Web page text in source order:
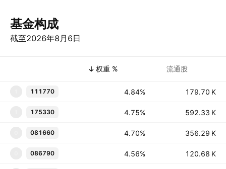
基金构成
截至2026年8月6日
权重 % 流通股
111770 4.84% ‪‪179.70 K‬‬
175330 4.75% ‪‪592.33 K‬‬
081660 4.70% ‪‪356.29 K‬‬
086790 4.56% ‪‪120.68 K‬‬